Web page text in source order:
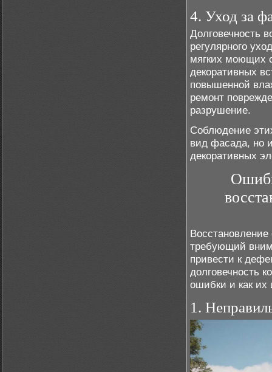
4. Уход за
Долговечность
регулярного
мягких моющих
декоративных
повышенной
ремонт
разрушение.
Соблюдение
вид фасада, но
декоративных
требующий
привести к
долговечность
ошибки и как их
1.